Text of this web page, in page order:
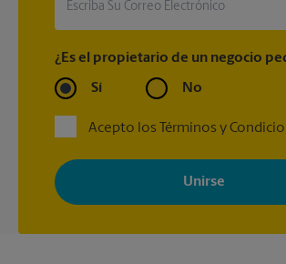
¿Es el propietario de un negocio
Sí No
Acepto los Términos y
Al registrarse, acepta recibir correos electrónicos
Store con noticias, ofertas especiales,
adaptados a sus intereses. Puede darse de baja
momento. Para más información, consulte